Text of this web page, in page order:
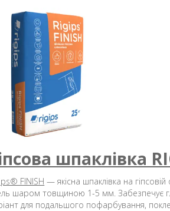
шпаклівка
FINISH — якісна шпаклівка на
шаром товщиною 1-5 мм. Забезпечує
для подальшого пофарбування,